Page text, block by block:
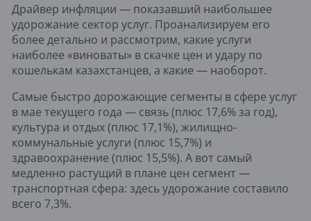
Драйвер инфляции — показавший наибольшее
удорожание сектор услуг. Проанализируем его
более детально и рассмотрим, какие услуги
наиболее «виноваты» в скачке цен и удару по
кошелькам казахстанцев, а какие — наоборот.
Самые быстро дорожающие сегменты в сфере услуг
в мае текущего года — связь (плюс 17,6% за год),
культура и отдых (плюс 17,1%), жилищно-
коммунальные услуги (плюс 15,7%) и
здравоохранение (плюс 15,5%). А вот самый
медленно растущий в плане цен сегмент —
транспортная сфера: здесь удорожание составило
всего 7,3%.